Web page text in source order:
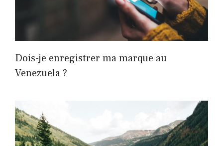
Dois-je enregistrer ma marque au
Venezuela ?